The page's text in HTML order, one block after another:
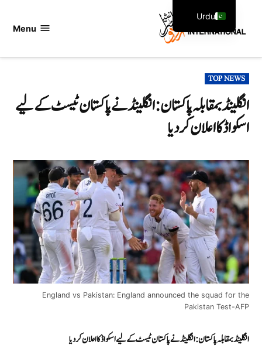
Menu
POSTED
IN
TOP NEWS
انگلینڈ بمقابلہ پاکستان:انگلینڈ نے پاکستان ٹیسٹ کے لیے
اسکواڈ کا اعلان کر دیا
England vs Pakistan: England announced the squad for the
Pakistan Test-AFP
انگلینڈ بمقابلہ پاکستان : انگلینڈ نے پاکستان ٹیسٹ کے لیے اسکواڈ کا اعلان کر دیا
Urdu
English